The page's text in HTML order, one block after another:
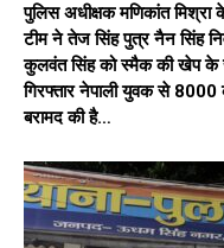
पुलिस अधीक्षक मणिकांत
टीम ने तेज सिंह पुत्र नैन सिंह
कुलवंत सिंह को स्मैक की खेप के
गिरफ्तार नेपाली युवक से
बरामद की है…